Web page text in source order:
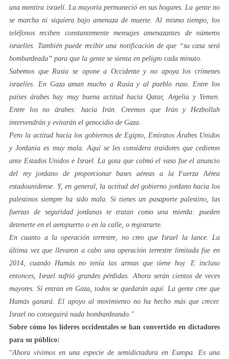
una mentira israelí. La mayoría permaneció en sus hogares. La gente no
se marcha ni siquiera bajo amenaza de muerte. Al mismo tiempo, los
teléfonos reciben constantemente mensajes amenazantes de números
israelíes. También puede recibir una notificación de que “su casa será
bombardeada” para que la gente se sienta en peligro cada minuto.
Sabemos que Rusia se opone a Occidente y no apoya los crímenes
israelíes. En Gaza aman mucho a Rusia y al pueblo ruso. Entre los
países árabes hay muy buena actitud hacia Qatar, Argelia y Yemen.
Entre los no árabes: hacia Irán. Creemos que Irán y Hezbollah
intervendrán y evitarán el genocidio de Gaza.
Pero la actitud hacia los gobiernos de Egipto, Emiratos Árabes Unidos
y Jordania es muy mala. Aquí se les considera traidores que cedieron
ante Estados Unidos e Israel. La gota que colmó el vaso fue el anuncio
del rey jordano de proporcionar bases aéreas a la Fuerza Aérea
estadounidense. Y, en general, la actitud del gobierno jordano hacia los
palestinos siempre ha sido mala. Si tienes un pasaporte palestino, las
fuerzas de seguridad jordanas te tratan como una mierda: pueden
detenerte en el aeropuerto o en la calle, o registrarte.
En cuanto a la operación terrestre, no creo que Israel la lance. La
última vez que llevaron a cabo una operación terrestre limitada fue en
2014, cuando Hamás no tenía las armas que tiene hoy. E incluso
entonces, Israel sufrió grandes pérdidas. Ahora serán cientos de veces
mayores. Si entran en Gaza, todos se quedarán aquí. La gente cree que
Hamás ganará. El apoyo al movimiento no ha hecho más que crecer.
Israel no conseguirá nada bombardeando."
Sobre cómo los líderes occidentales se han convertido en dictadores
para su público:
“Ahora vivimos en una especie de semidictadura en Europa. Es una